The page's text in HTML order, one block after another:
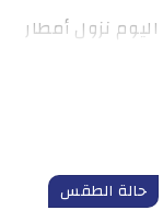
نزول أمطار
حالة الطقس